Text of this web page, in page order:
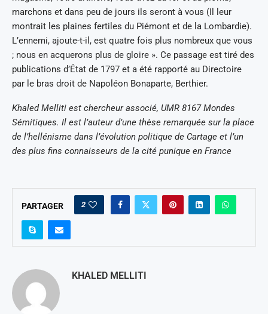
marchons et dans peu de jours ils seront à vous (Il leur
montrait les plaines fertiles du Piémont et de la Lombardie).
L’ennemi, ajoute-t-il, est quatre fois plus nombreux que vous
; nous en acquerons plus de gloire ». Ce passage est tiré des
publications d’État de 1797 et a été rapporté au Directoire
par le bras droit de Napoléon Bonaparte, Berthier.
Khaled Melliti est chercheur associé, UMR 8167 Mondes
Sémitiques. Il est l’auteur d’une thèse remarquée sur la place
de l’hellénisme dans l’évolution politique de Cartage et l’un
des plus fins connaisseurs de la cité punique en France
PARTAGER 2
KHALED MELLITI